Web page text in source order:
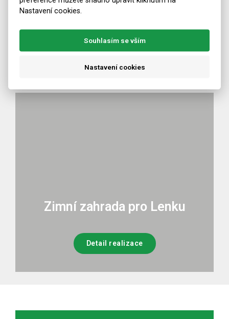
Zimní zahrada pro Milana
Detail realizace
Zimní zahrada pro Lenku
Detail realizace
Nastavení cookies.
Souhlasím se vším
Nastavení cookies